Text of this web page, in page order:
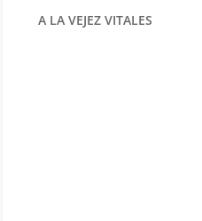
A LA VEJEZ VITALES